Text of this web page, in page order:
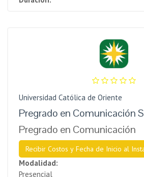
Universidad Católica de Oriente
Pregrado en Comunicación
Pregrado en Comunicación
Recibir Costos y Fecha de Inicio al
Modalidad:
Presencial